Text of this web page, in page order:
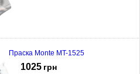
Праска Monte MT-1525
1025 грн